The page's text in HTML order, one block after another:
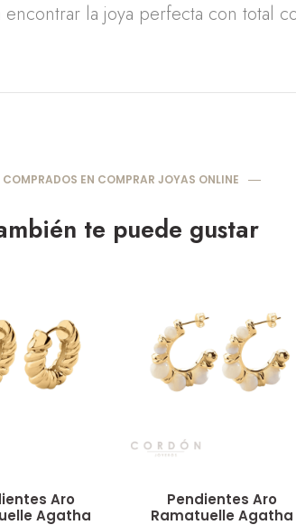
la joya perfecta con total
COMPRADOS EN COMPRAR JOYAS ONLINE
te puede gustar
Aro
Agatha
Pendientes Aro
Ramatuelle Agatha